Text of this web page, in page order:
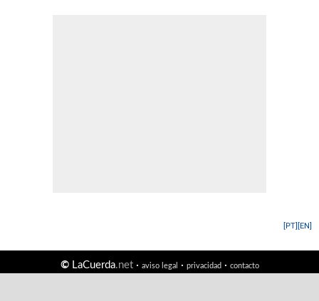
[EN]
[PT]
©LaCuerda.net· aviso legal · privacidad· contacto